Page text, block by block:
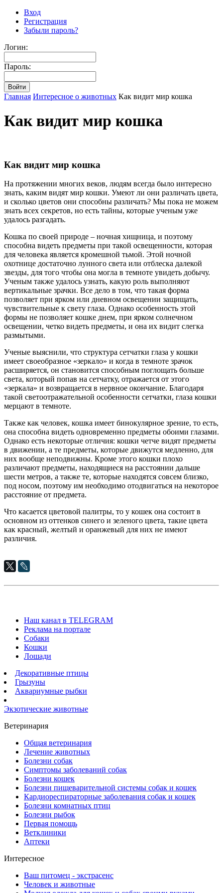
Вход
Регистрация
Забыли пароль?
Логин:
Пароль:
Главная Интересное о животных Как видит мир кошка
Как видит мир кошка
Как видит мир кошка
На протяжении многих веков, людям всегда было интересно
знать, каким видят мир кошки. Умеют ли они различать цвета,
и сколько цветов они способны различать? Мы пока не можем
знать всех секретов, но есть тайны, которые ученым уже
удалось разгадать.
Кошка по своей природе – ночная хищница, и поэтому
способна видеть предметы при такой освещенности, которая
для человека является кромешной тьмой. Этой ночной
охотнице достаточно лунного света или отблеска далекой
звезды, для того чтобы она могла в темноте увидеть добычу.
Ученым также удалось узнать, какую роль выполняют
вертикальные зрачки. Все дело в том, что такая форма
позволяет при ярком или дневном освещении защищать,
чувствительные к свету глаза. Однако особенность этой
формы не позволяет кошке днем, при ярком солнечном
освещении, четко видеть предметы, и она их видит слегка
размытыми.
Ученые выяснили, что структура сетчатки глаза у кошки
имеет своеобразное «зеркало» и когда в темноте зрачок
расширяется, он становится способным поглощать больше
света, который попав на сетчатку, отражается от этого
«зеркала» и возвращается в нервное окончание. Благодаря
такой светоотражательной особенности сетчатки, глаза кошки
мерцают в темноте.
Также как человек, кошка имеет бинокулярное зрение, то есть,
она способна видеть одновременно предметы обоими глазами.
Однако есть некоторые отличия: кошки четче видят предметы
в движении, а те предметы, которые движутся медленно, для
них вообще неподвижны. Кроме этого кошки плохо
различают предметы, находящиеся на расстоянии дальше
шести метров, а также те, которые находятся совсем близко,
под носом, поэтому им необходимо отодвигаться на некоторое
расстояние от предмета.
Что касается цветовой палитры, то у кошек она состоит в
основном из оттенков синего и зеленого цвета, такие цвета
как красный, желтый и оранжевый для них не имеют
различия.
Наш канал в TELEGRAM
Реклама на портале
Собаки
Кошки
Лошади
Декоративные птицы
Грызуны
Аквариумные рыбки
Экзотические животные
Ветеринария
Общая ветеринария
Лечение животных
Болезни собак
Симптомы заболеваний собак
Болезни кошек
Болезни пищеварительной системы собак и кошек
Кардиореспираторные заболевания собак и кошек
Болезни комнатных птиц
Болезни рыбок
Первая помощь
Ветклиники
Аптеки
Интересное
Ваш питомец - экстрасенс
Человек и животные